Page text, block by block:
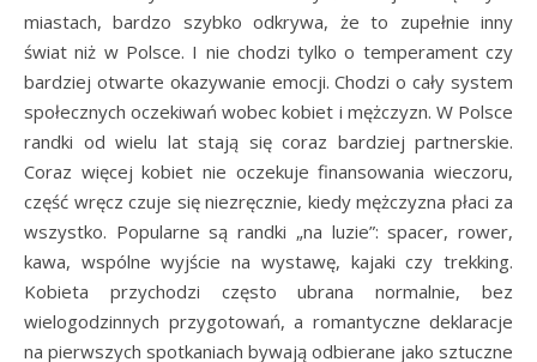
miastach, bardzo szybko odkrywa, że to zupełnie inny
świat niż w Polsce. I nie chodzi tylko o temperament czy
bardziej otwarte okazywanie emocji. Chodzi o cały system
społecznych oczekiwań wobec kobiet i mężczyzn. W Polsce
randki od wielu lat stają się coraz bardziej partnerskie.
Coraz więcej kobiet nie oczekuje finansowania wieczoru,
część wręcz czuje się niezręcznie, kiedy mężczyzna płaci za
wszystko. Popularne są randki „na luzie”: spacer, rower,
kawa, wspólne wyjście na wystawę, kajaki czy trekking.
Kobieta przychodzi często ubrana normalnie, bez
wielogodzinnych przygotowań, a romantyczne deklaracje
na pierwszych spotkaniach bywają odbierane jako sztuczne